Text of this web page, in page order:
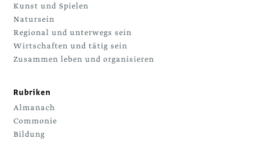
Kunst und Spielen
Natursein
Regional und unterwegs sein
Wirtschaften und tätig sein
Zusammen leben und organisieren
Rubriken
Almanach
Commonie
Bildung